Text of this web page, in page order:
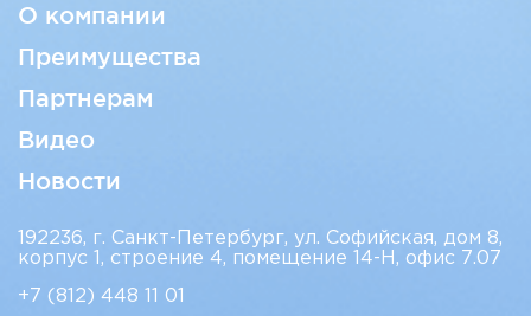
О компании
Преимущества
Партнерам
Видео
Новости
192236, г. Санкт-Петербург, ул. Софийская, дом 8,
корпус 1, строение 4, помещение 14-Н, офис 7.07
+7 (812) 448 11 01